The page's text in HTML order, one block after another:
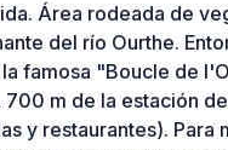
Área rodeada de
del río Ourthe.
famosa "Boucle de
700 m de la estación
y restaurantes). Para